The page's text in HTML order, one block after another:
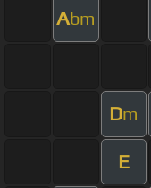
Abm
Dm
E